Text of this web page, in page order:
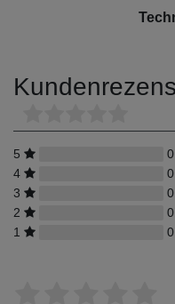
5
0
4
0
3
0
2
0
1
0